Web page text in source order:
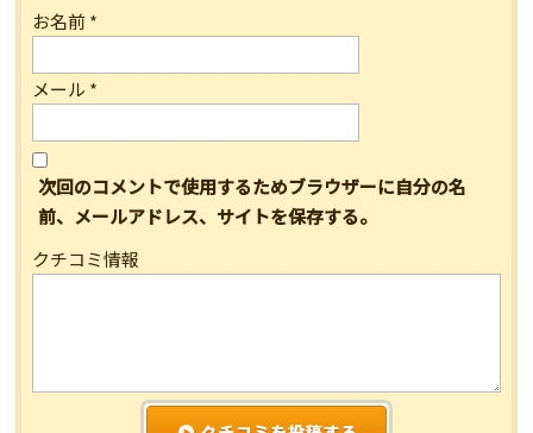
お名前*
メール *
次回のコメントで使用するためブラウザーに自分の名
前、メールアドレス、サイトを保存する。
クチコミ情報